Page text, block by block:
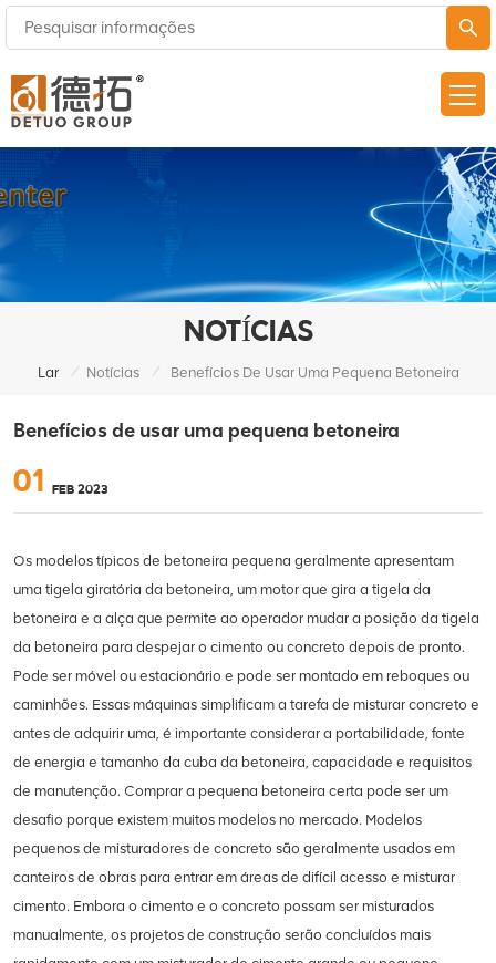
NOTÍCIAS
Lar / Notícias / Benefícios De Usar Uma Pequena Betoneira
Benefícios de usar uma pequena betoneira
01 FEB 2023
Os modelos típicos de betoneira pequena geralmente apresentam
uma tigela giratória da betoneira, um motor que gira a tigela da
betoneira e a alça que permite ao operador mudar a posição da tigela
da betoneira para despejar o cimento ou concreto depois de pronto.
Pode ser móvel ou estacionário e pode ser montado em reboques ou
caminhões. Essas máquinas simplificam a tarefa de misturar concreto e
antes de adquirir uma, é importante considerar a portabilidade, fonte
de energia e tamanho da cuba da betoneira, capacidade e requisitos
de manutenção. Comprar a pequena betoneira certa pode ser um
desafio porque existem muitos modelos no mercado. Modelos
pequenos de misturadores de concreto são geralmente usados em
canteiros de obras para entrar em áreas de difícil acesso e misturar
cimento. Embora o cimento e o concreto possam ser misturados
manualmente, os projetos de construção serão concluídos mais